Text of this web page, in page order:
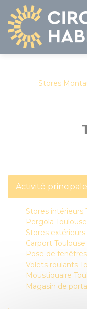
Stores
Activité principale
Stores intérieurs
Pergola Toulouse
Stores extérieurs
Carport Toulouse
Pose de
Volets roulants
Moustiquaire
Magasin de
Panneau de gestion des